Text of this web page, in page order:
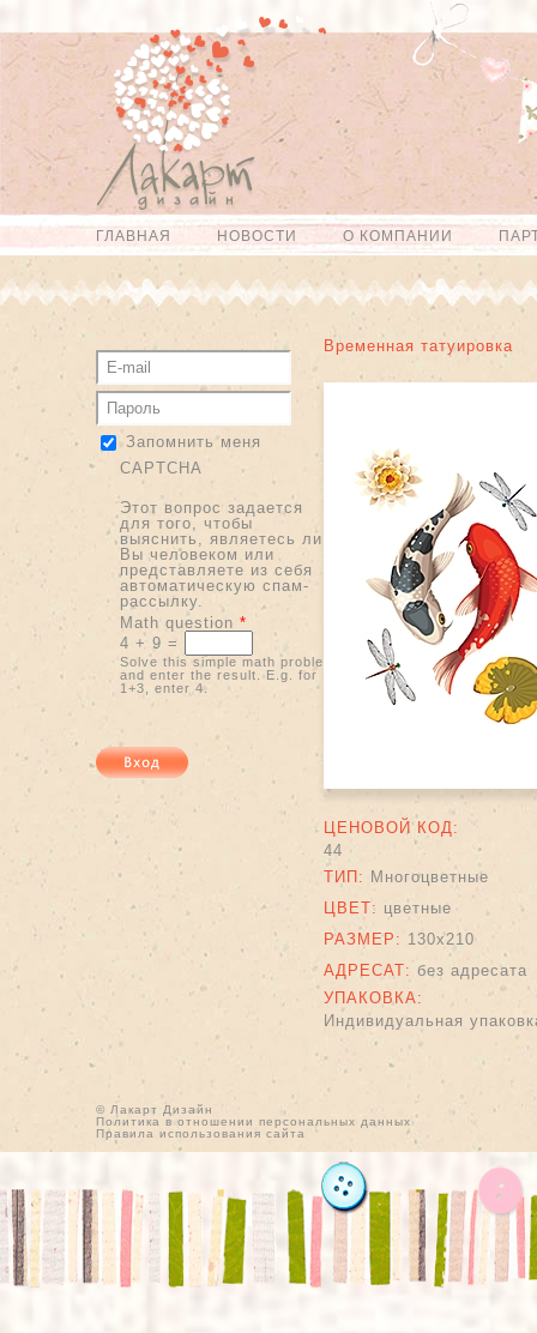
Перейти к
основному
содержанию
Skip to
navigation
Главное меню
ГЛАВНАЯ НОВОСТИ О КОМПАНИИ
Запомнить меня
CAPTCHA
Этот вопрос задается
для того, чтобы
выяснить, являетесь ли
Вы человеком или
представляете из себя
автоматическую спам-
рассылку.
Math question *
4 + 9 =
Solve this simple math problem
and enter the result. E.g. for
1+3, enter 4.
Временная татуировка
ЦЕНОВОЙ КОД:
44
ТИП: Многоцветные
ЦВЕТ: цветные
РАЗМЕР: 130х210
АДРЕСАТ: без адресата
УПАКОВКА:
Индивидуальная
© Лакарт Дизайн
Политика в отношении персональных данных
Правила использования сайта